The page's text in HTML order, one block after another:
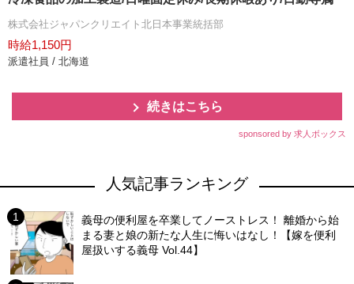
株式会社ジャパンクリエイト北日本事業統括部
時給1,150円
派遣社員 / 北海道
続きはこちら
sponsored by 求人ボックス
人気記事ランキング
義母の便利屋を卒業してノーストレス！ 離婚から始
まる妻と娘の新たな人生に悔いはなし！【嫁を便利
屋扱いする義母 Vol.44】